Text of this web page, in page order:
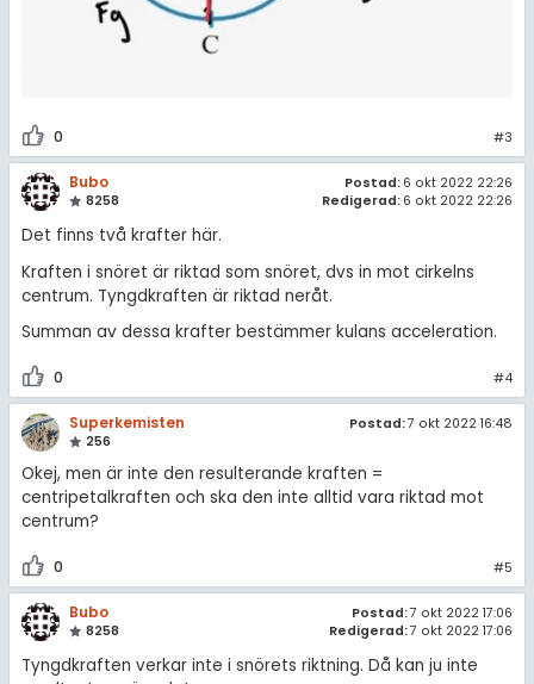
0 #3
Bubo
8258
Postad: 6 okt 2022 22:26
Redigerad: 6 okt 2022 22:26
Det finns två krafter här.
Kraften i snöret är riktad som snöret, dvs in mot cirkelns
centrum. Tyngdkraften är riktad neråt.
Summan av dessa krafter bestämmer kulans acceleration.
0 #4
Superkemisten
256
Postad:7 okt 2022 16:48
Okej, men är inte den resulterande kraften =
centripetalkraften och ska den inte alltid vara riktad mot
centrum?
0 #5
Bubo
8258
Postad:7 okt 2022 17:06
Redigerad:7 okt 2022 17:06
Tyngdkraften verkar inte i snörets riktning. Då kan ju inte